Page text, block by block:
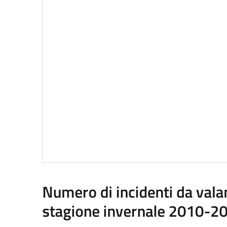
Numero di incidenti da
stagione invernale 2010-